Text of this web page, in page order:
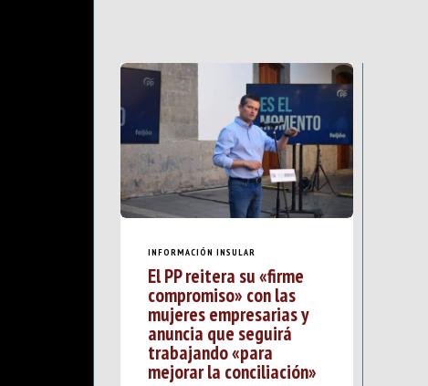
INFORMACIÓN INSULAR
El PP reitera su «firme
compromiso» con las
mujeres empresarias y
anuncia que seguirá
trabajando «para
mejorar la conciliación»